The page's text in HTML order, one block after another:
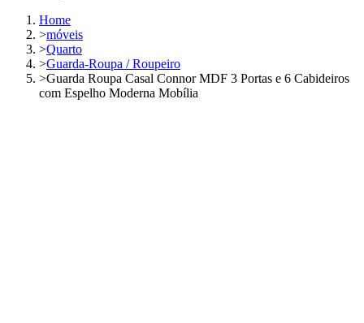
Home
>móveis
>Quarto
>Guarda-Roupa / Roupeiro
>Guarda Roupa Casal Connor MDF 3 Portas e 6 Cabideiros
com Espelho Moderna Mobília